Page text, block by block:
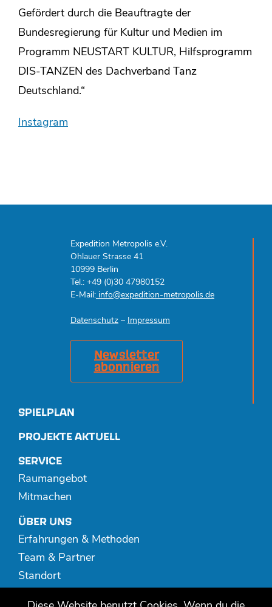
Gefördert durch die Beauftragte der
Bundesregierung für Kultur und Medien im
Programm NEUSTART KULTUR, Hilfsprogramm
DIS-TANZEN des Dachverband Tanz
Deutschland.“
Instagram
Expedition Metropolis e.V.
Ohlauer Strasse 41
10999 Berlin
Tel.: +49 (0)30 47980152
E-Mail: info@expedition-metropolis.de
Datenschutz – Impressum
Newsletter
abonnieren
SPIELPLAN
PROJEKTE AKTUELL
SERVICE
Raumangebot
Mitmachen
ÜBER UNS
Erfahrungen & Methoden
Team & Partner
Standort